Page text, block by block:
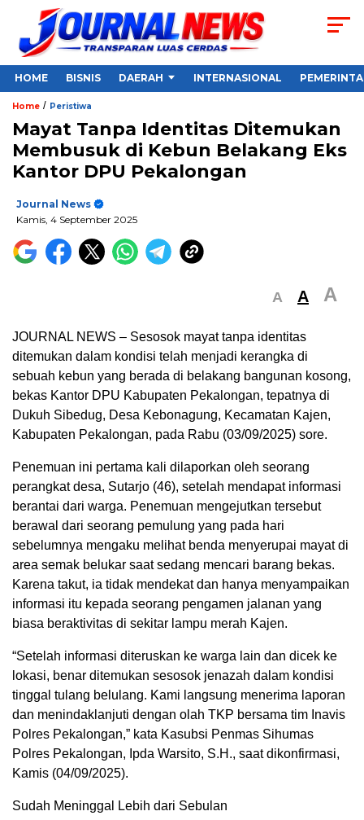
HOME BISNIS DAERAH INTERNASIONAL
Home / Peristiwa
Mayat Tanpa Identitas Ditemukan
Membusuk di Kebun Belakang Eks
Kantor DPU Pekalongan
Journal News
Kamis, 4 September 2025
A A A
JOURNAL NEWS – Sesosok mayat tanpa identitas
ditemukan dalam kondisi telah menjadi kerangka di
sebuah kebun yang berada di belakang bangunan kosong,
bekas Kantor DPU Kabupaten Pekalongan, tepatnya di
Dukuh Sibedug, Desa Kebonagung, Kecamatan Kajen,
Kabupaten Pekalongan, pada Rabu (03/09/2025) sore.
Penemuan ini pertama kali dilaporkan oleh seorang
perangkat desa, Sutarjo (46), setelah mendapat informasi
berantai dari warga. Penemuan mengejutkan tersebut
berawal dari seorang pemulung yang pada hari
sebelumnya mengaku melihat benda menyerupai mayat di
area semak belukar saat sedang mencari barang bekas.
Karena takut, ia tidak mendekat dan hanya menyampaikan
informasi itu kepada seorang pengamen jalanan yang
biasa beraktivitas di sekitar lampu merah Kajen.
“Setelah informasi diteruskan ke warga lain dan dicek ke
lokasi, benar ditemukan sesosok jenazah dalam kondisi
tinggal tulang belulang. Kami langsung menerima laporan
dan menindaklanjuti dengan olah TKP bersama tim Inavis
Polres Pekalongan,” kata Kasubsi Penmas Sihumas
Polres Pekalongan, Ipda Warsito, S.H., saat dikonfirmasi,
Kamis (04/09/2025).
Sudah Meninggal Lebih dari Sebulan